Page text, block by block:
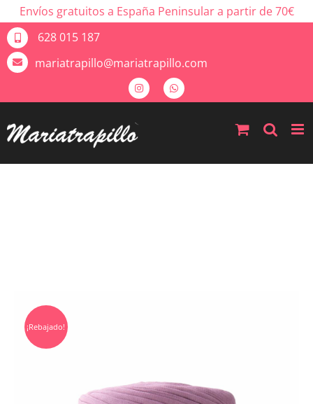
Envíos gratuitos a España Peninsular a partir de 70€
628 015 187
mariatrapillo@mariatrapillo.com
¡Rebajado!